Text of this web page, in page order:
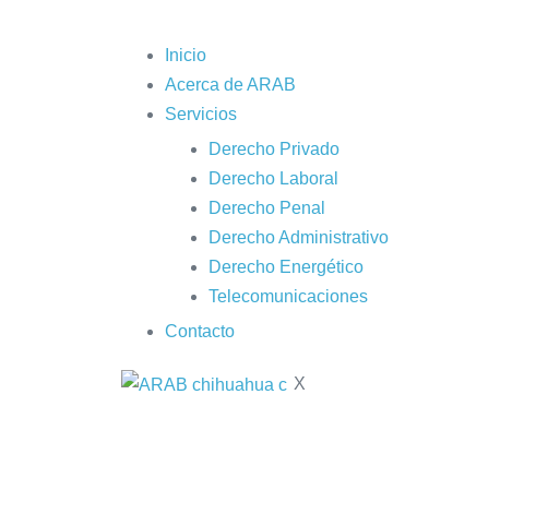
Inicio
Acerca de ARAB
Servicios
Derecho Privado
Derecho Laboral
Derecho Penal
Derecho Administrativo
Derecho Energético
Telecomunicaciones
Contacto
X